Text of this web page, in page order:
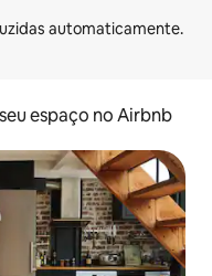
espaço no Airbnb